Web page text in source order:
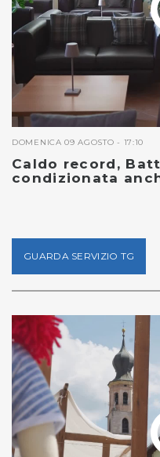
DOMENICA 09 AGOSTO - 17:10
Caldo record,
condizionata
GUARDA SERVIZIO TG